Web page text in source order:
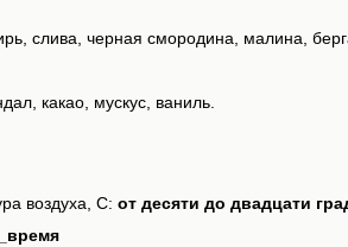
слива, черная смородина, малина,
какао, мускус, ваниль.
воздуха, С: от десяти до двадцати